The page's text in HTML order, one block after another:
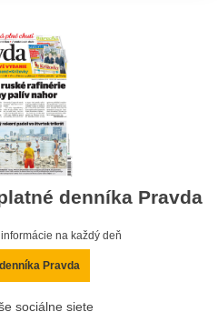
denníka Pravda
na každý deň
Pravda
sociálne siete